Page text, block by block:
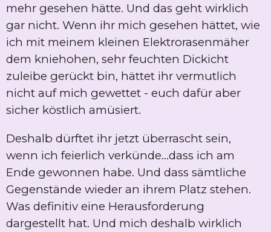
mehr gesehen hätte. Und das geht wirklich
gar nicht. Wenn ihr mich gesehen hättet, wie
ich mit meinem kleinen Elektrorasenmäher
dem kniehohen, sehr feuchten Dickicht
zuleibe gerückt bin, hättet ihr vermutlich
nicht auf mich gewettet - euch dafür aber
sicher köstlich amüsiert.
Deshalb dürftet ihr jetzt überrascht sein,
wenn ich feierlich verkünde...dass ich am
Ende gewonnen habe. Und dass sämtliche
Gegenstände wieder an ihrem Platz stehen.
Was definitiv eine Herausforderung
dargestellt hat. Und mich deshalb wirklich